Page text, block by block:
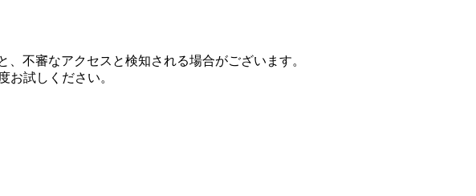
不審なアクセスと検知される場合がございます。
お試しください。